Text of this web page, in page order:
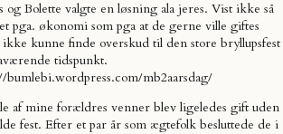
og Bolette valgte en løsning ala jeres. Vist ikke så
pga. økonomi som pga at de gerne ville giftes
kunne finde overskud til den store bryllupsfest
tidspunkt.
bumlebi.wordpress.com/mb2aarsdag/
af mine forældres venner blev ligeledes gift uden
fest. Efter et par år som ægtefolk besluttede de i